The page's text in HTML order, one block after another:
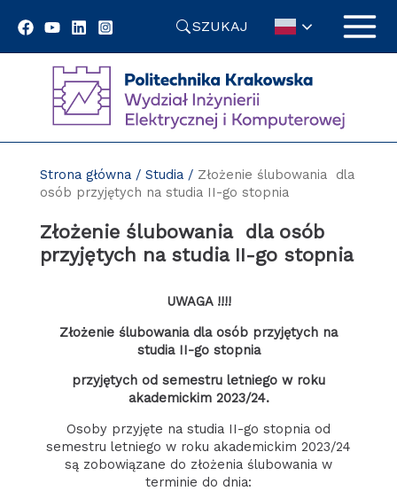
SZUKAJ
Strona główna/ Studia/ Złożenie ślubowania dla
osób przyjętych na studia II-go stopnia
Złożenie ślubowania dla osób
przyjętych na studia II-go stopnia
UWAGA !!!!
Złożenie ślubowania dla osób przyjętych na
studia II-go stopnia
przyjętych od semestru letniego w roku
akademickim 2023/24.
Osoby przyjęte na studia II-go stopnia od
semestru letniego w roku akademickim 2023/24
są zobowiązane do złożenia ślubowania w
terminie do dnia: